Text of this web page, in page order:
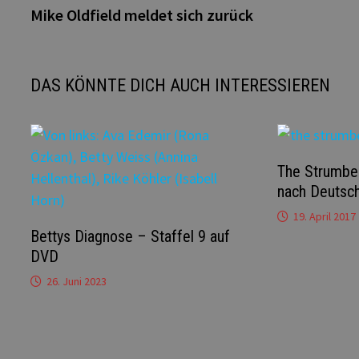
Beitrag:
Mike Oldfield meldet sich zurück
DAS KÖNNTE DICH AUCH INTERESSIEREN
Bettys Diagnose – Staffel 9 auf
DVD
26. Juni 2023
The
nach
19. April 2017